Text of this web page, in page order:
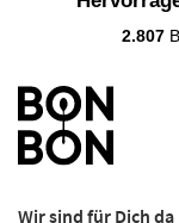
2.807
Wir sind für Dich da